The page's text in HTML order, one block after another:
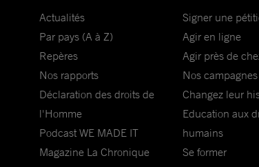
Actualités
Par pays (A à Z)
Repères
Nos rapports
Déclaration des droits de
l'Homme
Podcast WE MADE IT
Magazine La Chronique
Signer une
Agir en ligne
Agir près de
Nos campagnes
Changez leur
Education aux
humains
Se former